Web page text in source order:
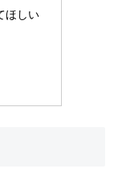
ほしい